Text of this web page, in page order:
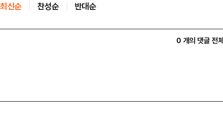
최신순 찬성순 반대순
0 개의 댓글 전